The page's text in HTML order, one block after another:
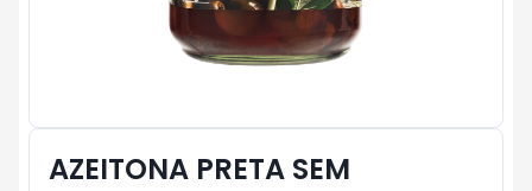
AZEITONA PRETA SEM